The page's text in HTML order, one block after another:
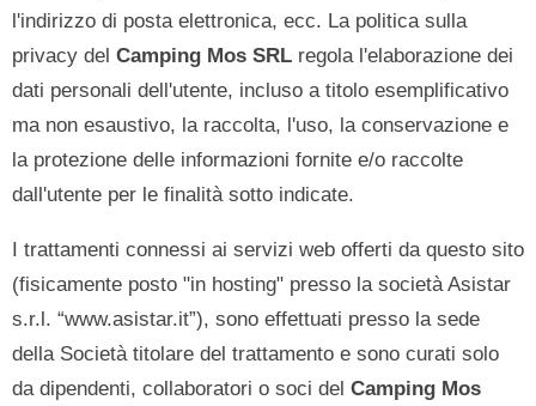
l'indirizzo di posta elettronica, ecc. La politica sulla
privacy del Camping Mos SRL regola l'elaborazione dei
dati personali dell'utente, incluso a titolo esemplificativo
ma non esaustivo, la raccolta, l'uso, la conservazione e
la protezione delle informazioni fornite e/o raccolte
dall'utente per le finalità sotto indicate.
I trattamenti connessi ai servizi web offerti da questo sito
(fisicamente posto "in hosting" presso la società Asistar
s.r.l. “www.asistar.it”), sono effettuati presso la sede
della Società titolare del trattamento e sono curati solo
da dipendenti, collaboratori o soci del Camping Mos